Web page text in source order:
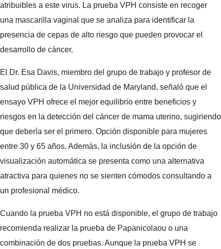
atribuibles a este virus. La prueba VPH consiste en recoger
una mascarilla vaginal que se analiza para identificar la
presencia de cepas de alto riesgo que pueden provocar el
desarrollo de cáncer.
El Dr. Esa Davis, miembro del grupo de trabajo y profesor de
salud pública de la Universidad de Maryland, señaló que el
ensayo VPH ofrece el mejor equilibrio entre beneficios y
riesgos en la detección del cáncer de mama uterino, sugiriendo
que debería ser el primero. Opción disponible para mujeres
entre 30 y 65 años. Además, la inclusión de la opción de
visualización automática se presenta como una alternativa
atractiva para quienes no se sienten cómodos consultando a
un profesional médico.
Cuando la prueba VPH no está disponible, el grupo de trabajo
recomienda realizar la prueba de Papanicolaou o una
combinación de dos pruebas. Aunque la prueba VPH se